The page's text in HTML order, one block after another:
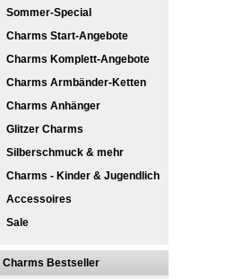
Sommer-Special
Charms Start-Angebote
Charms Komplett-Angebote
Charms Armbänder-Ketten
Charms Anhänger
Glitzer Charms
Silberschmuck & mehr
Charms - Kinder & Jugendlich
Accessoires
Sale
Charms Bestseller